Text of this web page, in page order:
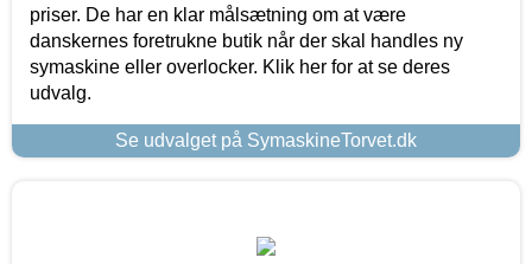
priser. De har en klar målsætning om at være
danskernes foretrukne butik når der skal handles ny
symaskine eller overlocker. Klik her for at se deres
udvalg.
Se udvalget på SymaskineTorvet.dk